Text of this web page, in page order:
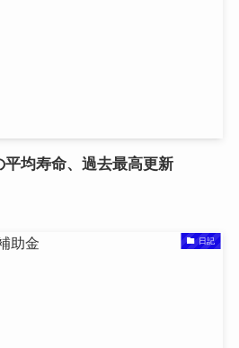
平均寿命、過去最高更新
日記